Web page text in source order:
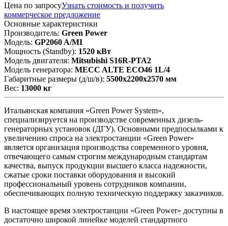
Цена по запросуУзнать стоимость и получить
коммерческое предложение
Основные характеристики
Производитель: Green Power
Модель: GP2060 A/MI
Мощность (Standby): 1520 кВт
Модель двигателя: Mitsubishi S16R-PTA2
Модель генератора: MECC ALTE ECO46 1L/4
Габаритные размеры (д/ш/в): 5500x2200x2570 мм
Вес: 13000 кг
Итальянская компания «Green Power System»,
специализируется на производстве современных дизель-
генераторных установок (ДГУ). Основными предпосылками к
увеличению спроса на электростанции «Green Power»
является организация производства современного уровня,
отвечающего самым строгим международным стандартам
качества, выпуск продукции высшего класса надежности,
сжатые сроки поставки оборудования и высокий
профессиональный уровень сотрудников компании,
обеспечивающих полную техническую поддержку заказчиков.
В настоящее время электростанции «Green Power» доступны в
достаточно широкой линейке моделей стандартного